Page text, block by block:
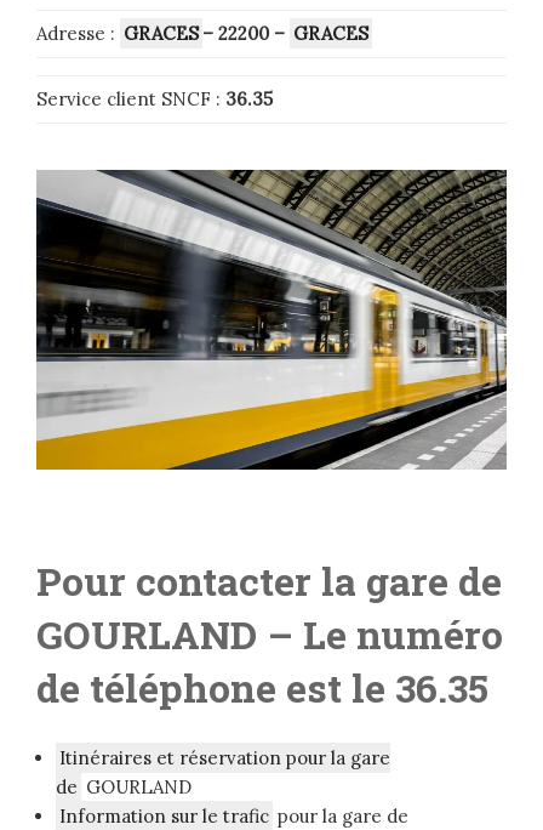
Adresse : GRACES – 22200 – GRACES
Service client SNCF : 36.35
Pour contacter la gare de
GOURLAND – Le numéro
de téléphone est le 36.35
Itinéraires et réservation pour la gare
de GOURLAND
Information sur le trafic pour la gare de